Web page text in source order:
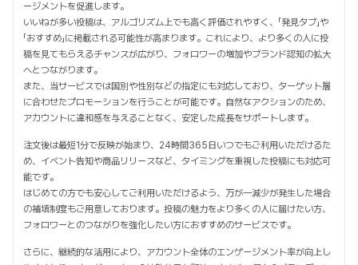
ージメントを促進します。
いいねが多い投稿は、アルゴリズム上でも高く評価されやすく、「発見タブ」や
「おすすめ」に掲載される可能性が高まります。これにより、より多くの人に投
稿を見てもらえるチャンスが広がり、フォロワーの増加やブランド認知の拡大
へとつながります。
また、当サービスでは国別や性別などの指定にも対応しており、ターゲット層
に合わせたプロモーションを行うことが可能です。自然なアクションのため、
アカウントに違和感を与えることなく、安定した成長をサポートします。
注文後は最短1分で反映が始まり、24時間365日いつでもご利用いただけるた
め、イベント告知や商品リリースなど、タイミングを重視した投稿にも対応可
能です。
はじめての方でも安心してご利用いただけるよう、万が一減少が発生した場合
の補填制度もご用意しております。投稿の魅力をより多くの人に届けたい方、
フォロワーとのつながりを強化したい方におすすめのサービスです。
さらに、継続的な活用により、アカウント全体のエンゲージメント率が向上し